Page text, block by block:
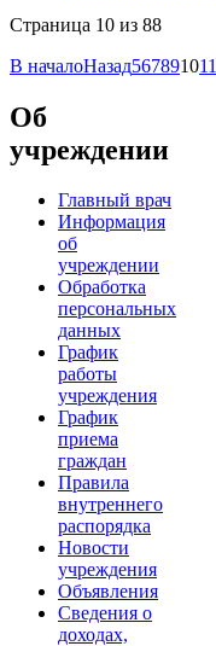
Страница 10 из 88
В началоНазад567891011
Об
учреждении
Главный врач
Информация
об
учреждении
Обработка
персональных
данных
График
работы
учреждения
График
приема
граждан
Правила
внутреннего
распорядка
Новости
учреждения
Объявления
Сведения о
доходах,